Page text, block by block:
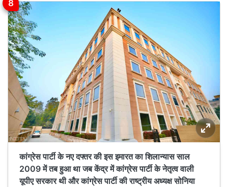
कांग्रेस पार्टी के नए दफ्तर की इस इमारत का शिलान्यास साल
2009 में तब हुआ था जब केंद्र में कांग्रेस पार्टी के नेतृत्व वाली
यूपीए सरकार थी और कांग्रेस पार्टी की राष्ट्रीय अध्यक्ष सोनिया